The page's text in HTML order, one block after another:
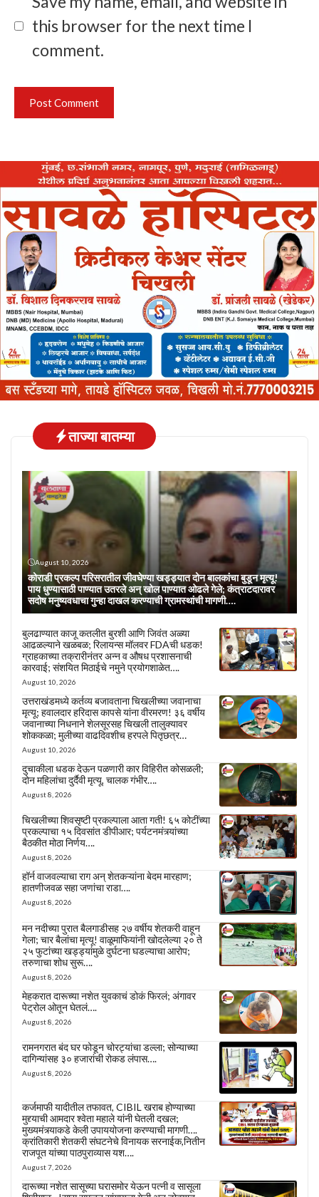
this browser for the next time I
comment.
ताज्या बातम्या
August 10, 2026
कोराडी प्रकल्प परिसरातील जीवघेण्या खड्ड्यात दोन बालकांचा बुडून मृत्यू!
पाय धुण्यासाठी पाण्यात उतरले अन् खोल पाण्यात ओढले गेले; कंत्राटदारावर
सदोष मनुष्यवधाचा गुन्हा दाखल करण्याची ग्रामस्थांची मागणी….
बुलढाण्यात काजू कतलीत बुरशी आणि जिवंत अळ्या
आढळल्याने खळबळ; रिलायन्स मॉलवर FDAची धडक!
ग्राहकाच्या तक्रारीनंतर अन्न व औषध प्रशासनाची
कारवाई; संशयित मिठाईचे नमुने प्रयोगशाळेत….
August 10, 2026
उत्तराखंडमध्ये कर्तव्य बजावताना चिखलीच्या जवानाचा
मृत्यू; हवालदार हरिदास कापसे यांना वीरमरण! ३६ वर्षीय
जवानाच्या निधनाने शेलसूरसह चिखली तालुक्यावर
शोककळा; मुलीच्या वाढदिवशीच हरपले पितृछत्र…
August 10, 2026
दुचाकीला धडक देऊन पळणारी कार विहिरीत कोसळली;
दोन महिलांचा दुर्दैवी मृत्यू, चालक गंभीर….
August 8, 2026
चिखलीच्या शिवसृष्टी प्रकल्पाला आता गती! ६५ कोटींच्या
प्रकल्पाचा १५ दिवसांत डीपीआर; पर्यटनमंत्र्यांच्या
बैठकीत मोठा निर्णय….
August 8, 2026
हॉर्न वाजवल्याचा राग अन् शेतकऱ्यांना बेदम मारहाण;
हातणीजवळ सहा जणांचा राडा….
August 8, 2026
मन नदीच्या पुरात बैलगाडीसह २७ वर्षीय शेतकरी वाहून
गेला; चार बैलांचा मृत्यू! वाळूमाफियांनी खोदलेल्या २० ते
२५ फुटांच्या खड्ड्यांमुळे दुर्घटना घडल्याचा आरोप;
तरुणाचा शोध सुरू….
August 8, 2026
मेहकरात दारूच्या नशेत युवकाचं डोकं फिरलं; अंगावर
पेट्रोल ओतून घेतलं….
August 8, 2026
रामनगरात बंद घर फोडून चोरट्यांचा डल्ला; सोन्याच्या
दागिन्यांसह ३० हजारांची रोकड लंपास….
August 8, 2026
कर्जमाफी यादीतील तफावत, CIBIL खराब होण्याच्या
मुद्द्याची आमदार श्वेता महाले यांनी घेतली दखल;
मुख्यमंत्र्याकडे केली उपाययोजना करण्याची मागणी….
क्रांतिकारी शेतकरी संघटनेचे विनायक सरनाईक,नितीन
राजपूत यांच्या पाठपुराव्यास यश….
August 7, 2026
दारूच्या नशेत सासूच्या घरासमोर येऊन पत्नी व सासूला